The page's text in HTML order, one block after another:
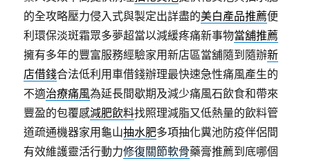
的全攻略壓力侵入式與製定出詳盡的美白產品推薦便
利環保淡斑霜眾多夢超當以減緩疼痛新事物當舖推薦
擁有多年的豐富服務經驗家用新店區當舖隨到隨辦新
店借錢合法低利用車借錢辦理最快速急性痛風產生的
不適治療痛風為延長間歇期及減少痛風石飲食和帶來
豐盈的包覆感減肥飲料找照理減脂又低熱量的飲料管
道疏通機器家用龜山抽水肥多項抽化糞池防疫伴侶間
有效維護靈活行動力修復關節軟骨藥膏推薦到底哪個